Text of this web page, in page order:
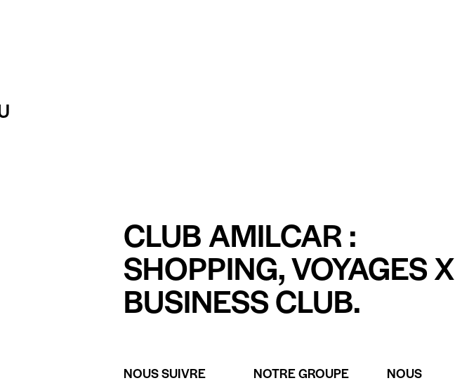
CLUB AMILCAR :
SHOPPING, VOYAGES X
BUSINESS CLUB.
NOUS SUIVRE NOTRE GROUPE
NOUS